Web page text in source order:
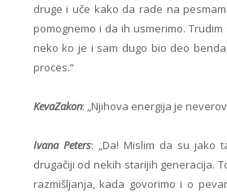
druge i uče kako da rade na
pomognemo i da ih usmerimo.
neko ko je i sam dugo bio deo
proces.“
KevaZakon: „Njihova energija je
Ivana Peters: „Da! Mislim da su jako
drugačiji od nekih starijih generacija.
razmišljanja, kada govorimo i o